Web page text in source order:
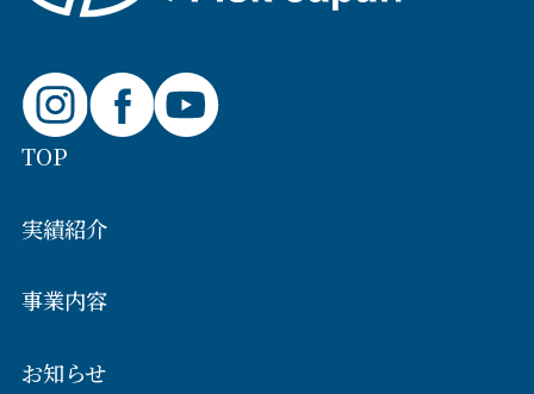
TOP
実績紹介
事業内容
お知らせ